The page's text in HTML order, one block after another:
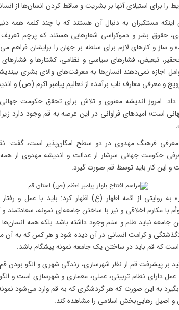
را برای استیلای آنها بر بشریت و ساقط کردن انسان‌ها از
اینکه مستکبران به دنبال آن هستند که با چند کلمه همه
حقوق بشر و دموکراسی شعارهایی هستند که پرچم
و ساز و کارهای لازم برای سلطه بر جهان را برایشان فراهم
تبعیض، فشارهای سیاسی و نظامی، کشتارها و فشارهای
اجازه نمی‌دهند انسان‌ها به معرفت‌های والای بشری
و معرفی معارف ناب برآمده از تعالیم پیامبر اکرم (ص) و
داد: امروز اندیشه معنوی و تلاش برای تحقق حکومت
است؛ امیدهای فراوانی در این عرصه به قم وجود دارد
معرفی فرهنگ مهدوی در دو سطح امکان‌پذیر است، گفت:
حکومت جهانی سرشار از عدالت و اندیشه مهدوی از همه
و این کار باید توسط قم صورت گیرد.
به روایتی از ائمه اطهار (ع) اظهار کرد: باید با عمل و
با مکارم اخلاقی و نیز با ساختن جامعه‌ای نمونه، سعادتمند
این جامعه نباید ظلم و ستم وجود داشته باشد بلکه همه
و کرامت انسانی در آن دیده شود و هر کس که به آن
است که قم باید در ساختن یک جامعه نمونه پیشگام باشد.
بر پیشرفت قم از نظر شهرسازی، زندگی شهری و الگو بودن
عمل دارای نظام تربیتی، عملی، معماری و شهرسازی است و
به این صورت که هر گردشگری که به قم وارد می‌شود
و اصیل رهایی‌بخش اسلامی را مشاهده کند.